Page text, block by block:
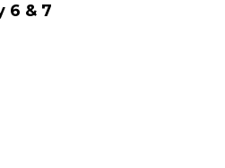
6 & 7